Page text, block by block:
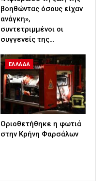
βοηθώντας όσους είχαν
ανάγκη»,
συντετριμμένοι οι
συγγενείς της…
ΕΛΛΑΔΑ
Οριοθετήθηκε η φωτιά
στην Κρήνη Φαρσάλων